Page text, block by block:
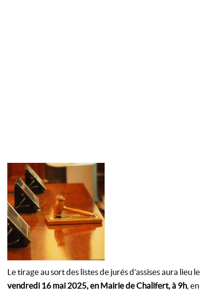
Le tirage au sort des listes de jurés d’assises aura lieu le
vendredi 16 mai 2025, en Mairie de Chalifert, à 9h, en